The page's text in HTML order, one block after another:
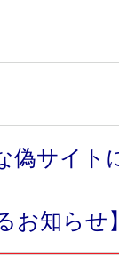
偽サイト
お知らせ